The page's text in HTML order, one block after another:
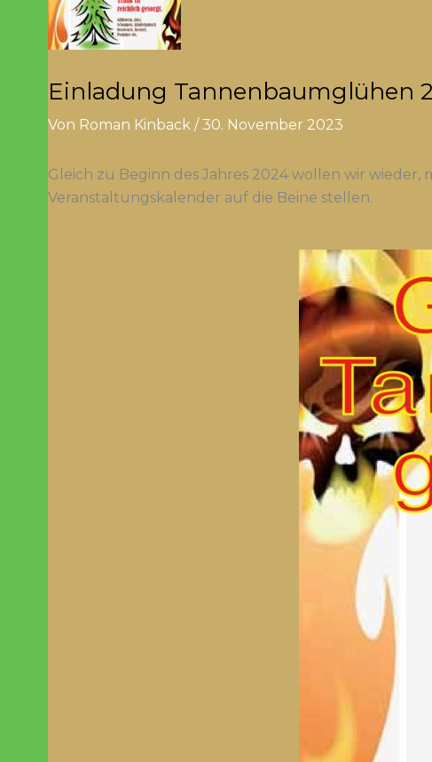
Einladung Tannenbaumglühen
Von Roman Kinback /30. November 2023
Gleich zu Beginn des Jahres 2024 wollen wir
Veranstaltungskalender auf die Beine stellen.